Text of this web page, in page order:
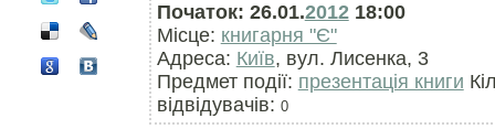
Початок: 26.01.201218:00
Місце: книгарня "Є"
Адреса: Київ, вул. Лисенка, 3
Предмет події: презентація книги
відвідувачів: 0